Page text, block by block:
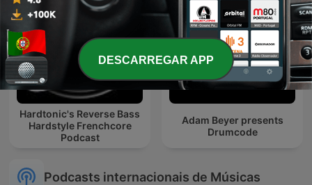
Hardtonic's Reverse Bass
Hardstyle Frenchcore
Podcast
Adam Beyer presents
Drumcode
Podcasts internacionais de Músicas
DESCARREGAR APP